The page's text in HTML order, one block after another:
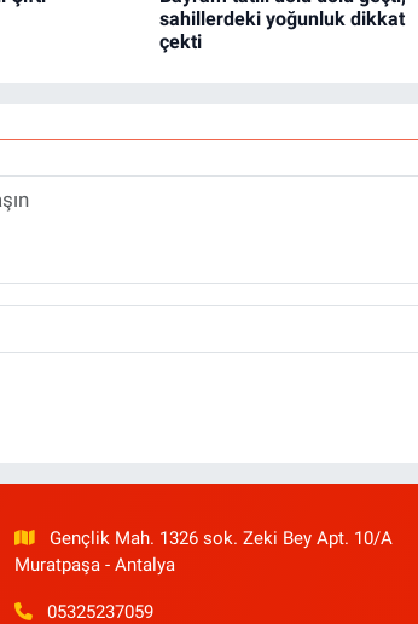
sahillerdeki yoğunluk dikkat
çekti
Gençlik Mah. 1326 sok. Zeki Bey Apt. 10/A
Muratpaşa - Antalya
05325237059